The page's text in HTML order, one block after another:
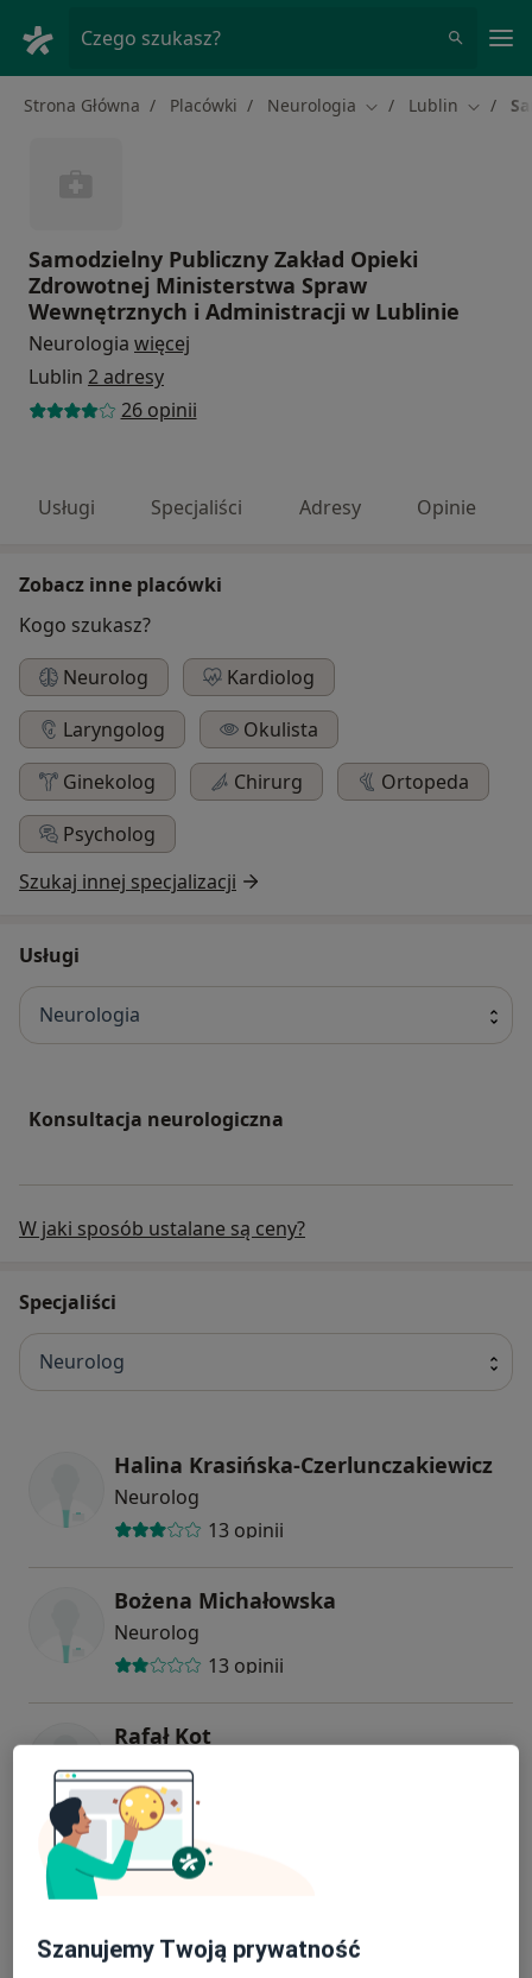
Czego szukasz?
Strona Główna Placówki Neurologia Zmień miasto
Lublin Zmień
Samodzielny Publiczny Zakład Opieki
Zdrowotnej Ministerstwa Spraw
Wewnętrznych i Administracji w Lublinie
Neurologia więcej
Lublin 2 adresy
26 opinii
Usługi Specjaliści Adresy Opinie
Zobacz inne placówki
Kogo szukasz?
Neurolog
Kardiolog
Laryngolog
Okulista
Ginekolog
Chirurg
Ortopeda
Psycholog
Szukaj innej specjalizacji
Usługi
Neurologia
Konsultacja neurologiczna
W jaki sposób ustalane są ceny?
Specjaliści
Neurolog
Halina Krasińska-Czerlunczakiewicz
Neurolog
13 opinii
Bożena Michałowska
Neurolog
13 opinii
Rafał Kot
Neurolog
Hanna Ligaj
Szanujemy Twoją prywatność